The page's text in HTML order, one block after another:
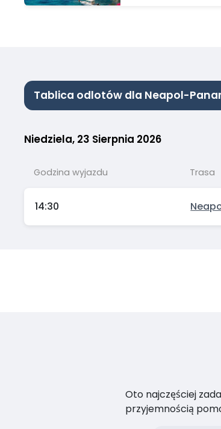
Tablica odlotów dla Neapol-
Niedziela, 23 Sierpnia 2026
Godzina wyjazdu Trasa
14:30
Oto najczęściej
przyjemnością